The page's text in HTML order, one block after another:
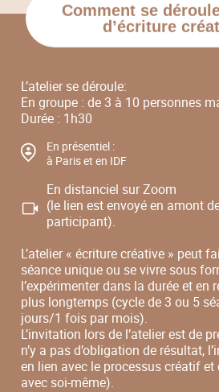
Comment se
d’écriture
L’atelier se déroule:
En groupe : de 3 à 10 personnes
Durée : 1h30
En présentiel :
à Paris et en IDF
En distanciel sur Zoom
(le lien est envoyé en amont
participant).
L’atelier « écriture créative » peut
séance unique ou se vivre sous
l’expérimenter dans la durée et en
plus longtemps (cycle de 3 ou 5
jours/1 fois par mois).
L’invitation lors de l’atelier est de
n’y a pas d’obligation de résultat,
en lien avec le processus créatif et
avec soi-même).